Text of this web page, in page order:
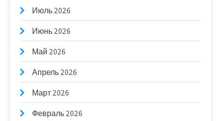
Июль 2026
Июнь 2026
Май 2026
Апрель 2026
Март 2026
Февраль 2026